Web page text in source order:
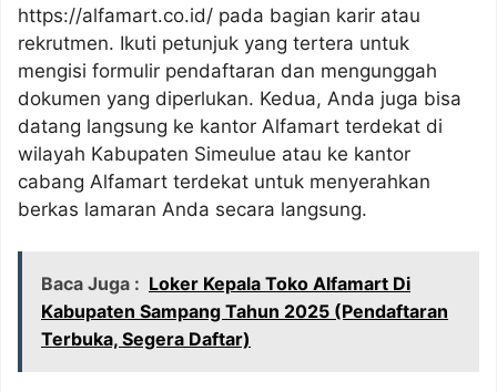
https://alfamart.co.id/ pada bagian karir atau
rekrutmen. Ikuti petunjuk yang tertera untuk
mengisi formulir pendaftaran dan mengunggah
dokumen yang diperlukan. Kedua, Anda juga bisa
datang langsung ke kantor Alfamart terdekat di
wilayah Kabupaten Simeulue atau ke kantor
cabang Alfamart terdekat untuk menyerahkan
berkas lamaran Anda secara langsung.
Baca Juga : Loker Kepala Toko Alfamart Di
Kabupaten Sampang Tahun 2025 (Pendaftaran
Terbuka, Segera Daftar)